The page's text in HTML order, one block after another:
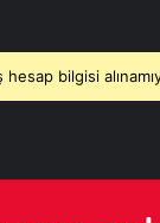
bilgisi